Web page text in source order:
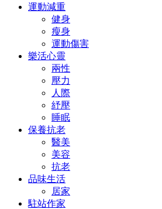
運動減重
健身
瘦身
運動傷害
樂活心靈
兩性
壓力
人際
紓壓
睡眠
保養抗老
醫美
美容
抗老
品味生活
居家
駐站作家